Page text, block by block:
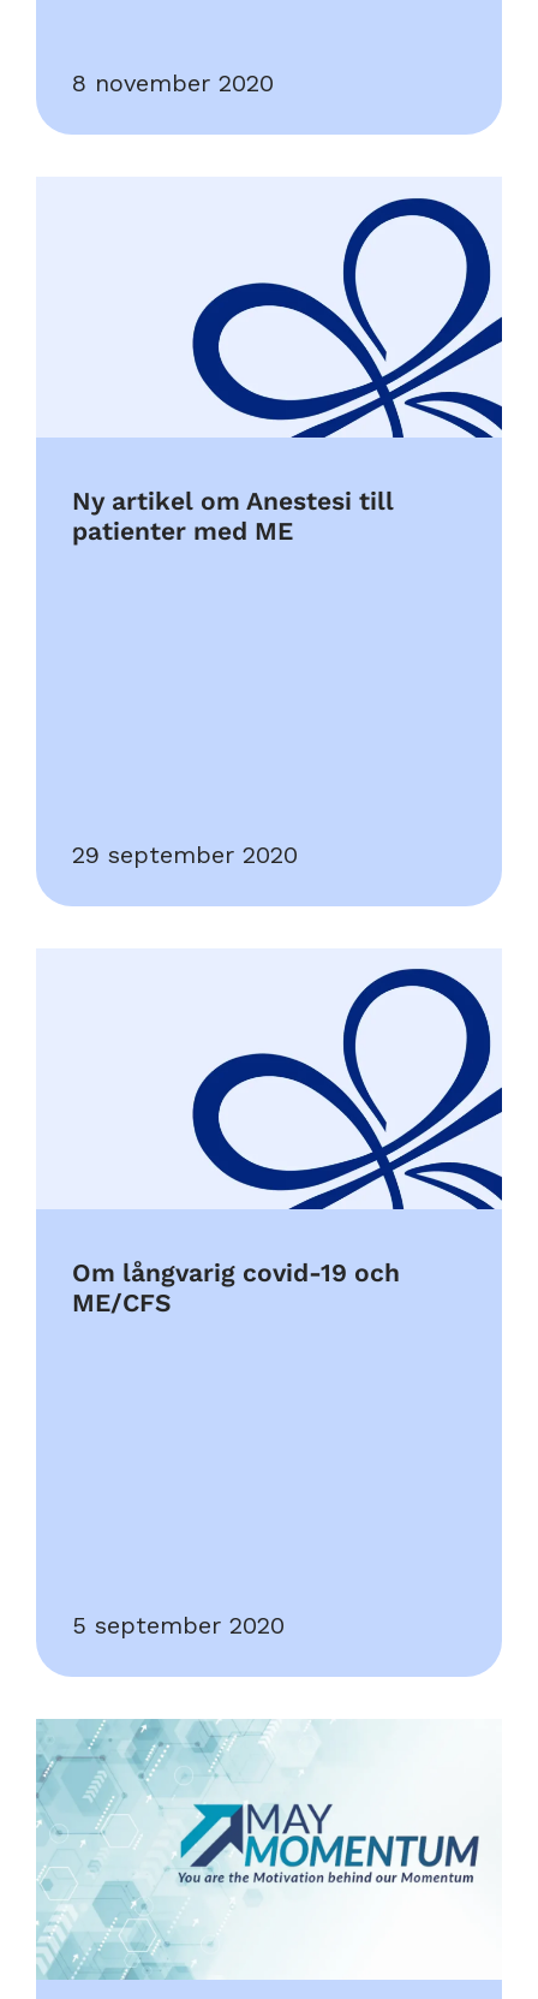
8 november 2020
Ny artikel om Anestesi till
patienter med ME
29 september 2020
Om långvarig covid-19 och
ME/CFS
5 september 2020